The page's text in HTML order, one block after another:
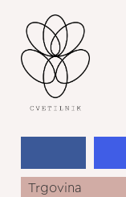
Trgovina